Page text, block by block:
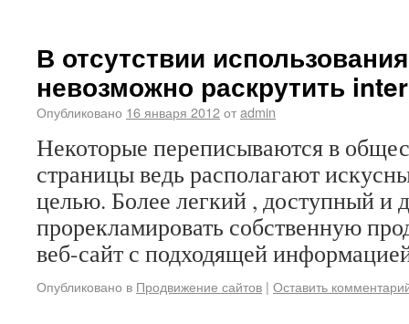
В отсутствии
невозможно раскрутить
Опубликовано 16 января 2012отadmin
Некоторые переписываются в
страницы ведь располагают
целью. Более легкий , доступный и
прорекламировать собственную
веб-сайт с подходящей
Опубликовано в Продвижение сайтов | Оставить